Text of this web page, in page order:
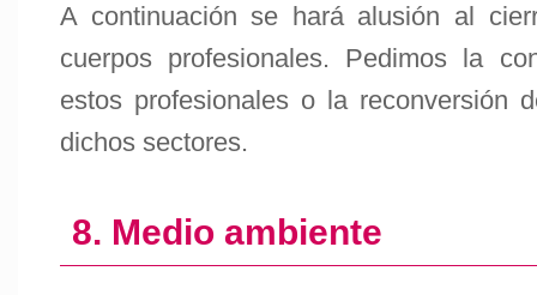
A continuación se hará alusión al
cuerpos profesionales. Pedimos la
estos profesionales o la reconversión
dichos sectores.
8. Medio ambiente